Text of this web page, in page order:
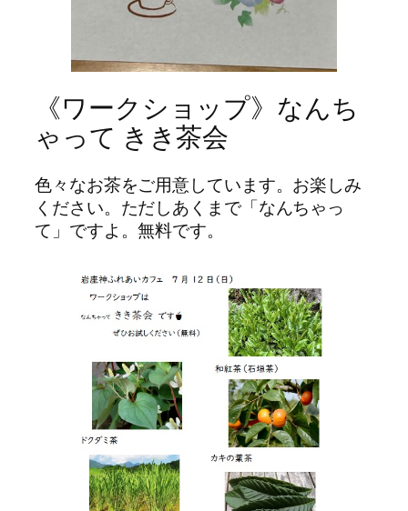
《ワークショップ》なんち
ゃって きき茶会
色々なお茶をご用意しています。お楽しみ
ください。ただしあくまで「なんちゃっ
て」ですよ。無料です。